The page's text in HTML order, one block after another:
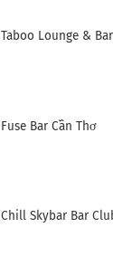
Taboo Lounge &
Fuse Bar Cần Thơ
Chill Skybar Bar